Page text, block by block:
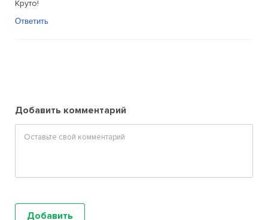
Круто!
Ответить
Добавить комментарий